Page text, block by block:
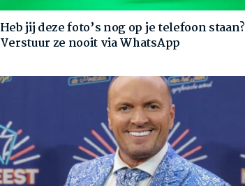
Heb jij deze foto’s nog op je telefoon staan?
Verstuur ze nooit via WhatsApp